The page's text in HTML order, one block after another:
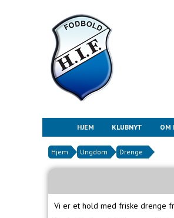
HJEM KLUBNYT OM
Hjem Ungdom Drenge
Vi er et hold med friske drenge